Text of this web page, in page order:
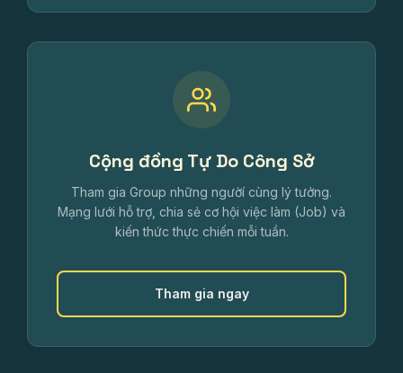
Cộng đồng Tự Do Công Sở
Tham gia Group những ngườí cùng lý tưởng.
Mạng lưới hỗ trợ, chia sẻ cơ hội việc làm (Job) và
kiến thức thực chiến mỗi tuần.
Tham gia ngay